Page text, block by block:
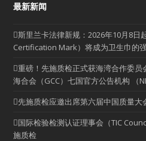
最新新闻
斯里兰卡法律新规：2026年10月8日
Certification Mark）将成为卫生巾的
重磅！先施质检正式获海湾合作委
海合会（GCC）七国官方公告机构 （
先施质检应邀出席第六届中国质量大
国际检验检测认证理事会（TIC
施质检